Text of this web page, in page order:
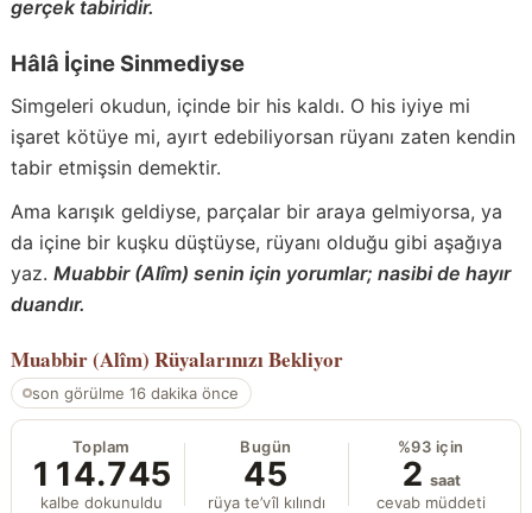
gerçek tabiridir.
Hâlâ İçine Sinmediyse
Simgeleri okudun, içinde bir his kaldı. O his iyiye mi
işaret kötüye mi, ayırt edebiliyorsan rüyanı zaten kendin
tabir etmişsin demektir.
Ama karışık geldiyse, parçalar bir araya gelmiyorsa, ya
da içine bir kuşku düştüyse, rüyanı olduğu gibi aşağıya
yaz. Muabbir (Alîm) senin için yorumlar; nasibi de hayır
duandır.
Muabbir (Alîm) Rüyalarınızı Bekliyor
son görülme 16 dakika önce
Toplam
114.745
kalbe dokunuldu
Bugün
45
rüya te’vîl kılındı
%93 için
2 saat
cevab müddeti